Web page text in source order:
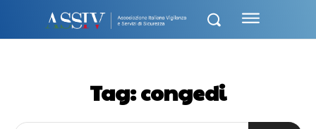
Tag:congedi